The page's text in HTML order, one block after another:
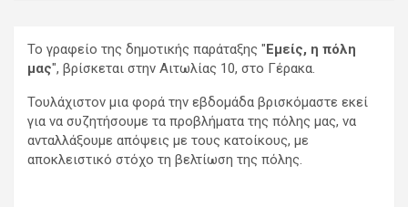
Το γραφείο της δημοτικής παράταξης " Εμείς, η πόλη
μας", βρίσκεται στην Αιτωλίας 10, στο Γέρακα.
Τουλάχιστον μια φορά την εβδομάδα βρισκόμαστε εκεί
για να συζητήσουμε τα προβλήματα της πόλης μας, να
ανταλλάξουμε απόψεις με τους κατοίκους, με
αποκλειστικό στόχο τη βελτίωση της πόλης.